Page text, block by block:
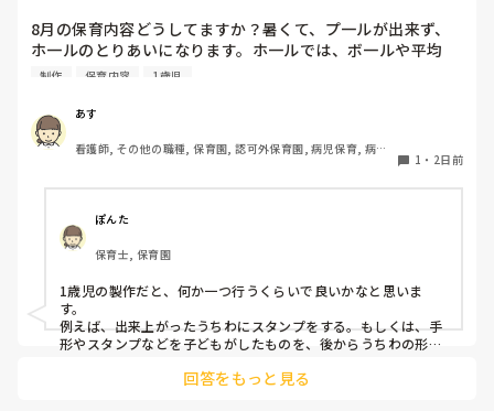
8月の保育内容どうしてますか？暑くて、プ一ルが出来ず、
ホ一ルのとりあいになります。ホ一ルでは、ボ一ルや平均
台、風船で遊んでいます。製作で、うちわや望遠鏡や風鈴🎐
クラスです、玩具で遊ばせながら、何人かずつよんで、やっ
ています。何か、いいアイデアや、工夫など、何でもいいの
で、教えて下さい。
制作 保育内容 1歳児
あす
看護師, その他の職種, 保育園, 認可外保育園, 病児保育, 病院
1 ・ 2日前
ぽんた
保育士, 保育園
1歳児の製作だと、何か一つ行うくらいで良いかなと思いま
す。
例えば、出来上がったうちわにスタンプをする。もしくは、手
形やスタンプなどを子どもがしたものを、後からうちわの形に
回答をもっと見る